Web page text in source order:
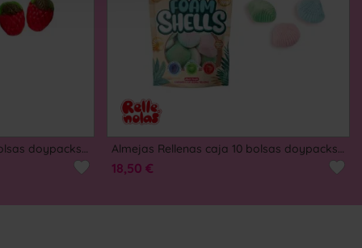
Fresas Silvestres caja 10 bolsas doypacks autocierre 180g
AGOTADO
Almejas Rellenas caja 10 bolsas doypacks autocierre 180g
18,50 €